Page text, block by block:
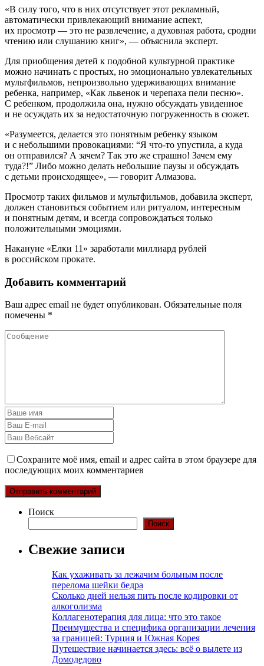
«В силу того, что в них отсутствует этот рекламный,
автоматически привлекающий внимание аспект,
их просмотр — это не развлечение, а духовная работа, сродни
чтению или слушанию книг», — объяснила эксперт.
Для приобщения детей к подобной культурной практике
можно начинать с простых, но эмоционально увлекательных
мультфильмов, непроизвольно удерживающих внимание
ребенка, например, «Как львенок и черепаха пели песню».
С ребенком, продолжила она, нужно обсуждать увиденное
и не осуждать их за недостаточную погруженность в сюжет.
«Разумеется, делается это понятным ребенку языком
и с небольшими провокациями: “Я что-то упустила, а куда
он отправился? А зачем? Так это же страшно! Зачем ему
туда?!” Либо можно делать небольшие паузы и обсуждать
с детьми происходящее», — говорит Алмазова.
Просмотр таких фильмов и мультфильмов, добавила эксперт,
должен становиться событием или ритуалом, интересным
и понятным детям, и всегда сопровождаться только
положительными эмоциями.
Накануне «Елки 11» заработали миллиард рублей
в российском прокате.
Добавить комментарий
Ваш адрес email не будет опубликован. Обязательные поля
помечены *
Сохраните моё имя, email и адрес сайта в этом браузере для
последующих моих комментариев
Поиск
Поиск
Свежие записи
Как ухаживать за лежачим больным после
перелома шейки бедра
Сколько дней нельзя пить после кодировки от
алкоголизма
Коллагенотерапия для лица: что это такое
Преимущества и специфика организации лечения
за границей: Турция и Южная Корея
Путешествие начинается здесь: всё о вылете из
Домодедово